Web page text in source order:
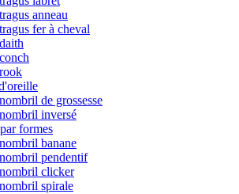
anneau
fer à cheval
de grossesse
inversé
formes
banane
pendentif
clicker
spirale